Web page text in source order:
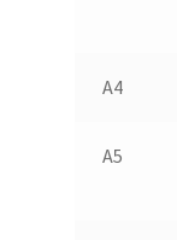
A4
A5